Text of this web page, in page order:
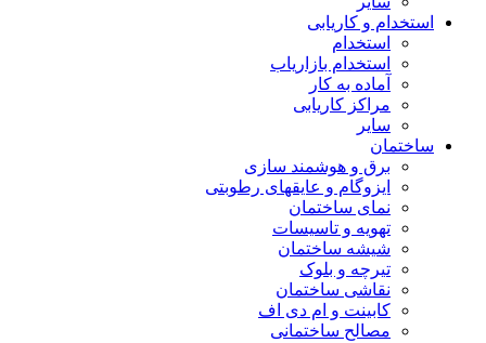
استخدام و کاریابی
استخدام
استخدام بازاریاب
آماده به کار
مراکز کاریابی
سایر
ساختمان
برق و هوشمند سازی
ایزوگام و عایقهای رطوبتی
نمای ساختمان
تهویه و تاسیسات
شیشه ساختمان
تیرچه و بلوک
نقاشی ساختمان
کابینت و ام دی اف
مصالح ساختمانی